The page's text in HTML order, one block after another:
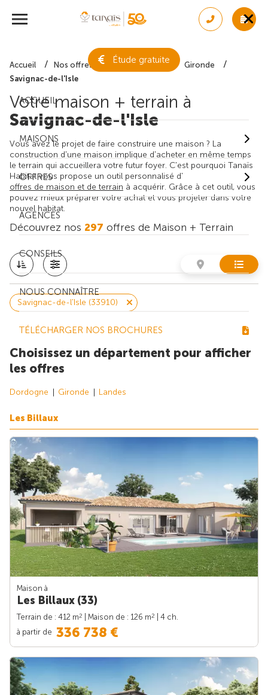
Étude gratuite
ACCUEIL
MAISONS
OFFRES
AGENCES
CONSEILS
NOUS CONNAÎTRE
TÉLÉCHARGER NOS BROCHURES
Accueil Nos offres de maison + terrain
Gironde
Savignac-de-l'Isle
Votre maison + terrain à
Savignac-de-l'Isle
Vous avez le projet de faire construire une maison ? La
construction d'une maison implique d'acheter en même temps
le terrain qui accueillera votre futur foyer. C'est pourquoi Tanaïs
Habitat vous propose un outil personnalisé d'
offres de maison et de terrain à acquérir. Grâce à cet outil, vous
pouvez mieux préparer votre achat et vous projeter dans votre
nouvel habitat.
Découvrez nos 297 offres de Maison + Terrain
Savignac-de-l'Isle (33910)
Choisissez un département pour afficher
les offres
Dordogne Gironde Landes
Les Billaux
Maison à
Les Billaux (33)
Terrain de : 412 m2 | Maison de : 126 m2
| 4 ch.
à partir de 336 738 €